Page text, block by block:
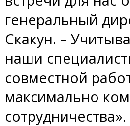
генеральный
Скакун. –
наши
совместной
максимально
сотрудничества».